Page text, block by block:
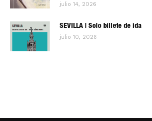
julio 14, 2026
SEVILLA | Solo billete de ida
julio 10, 2026